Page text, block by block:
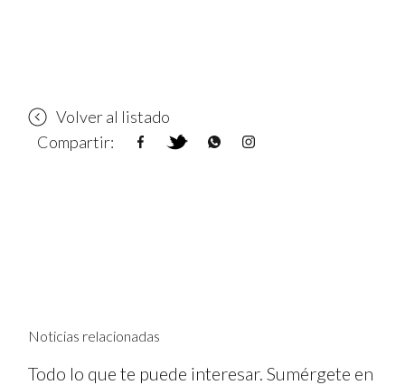
Volver al listado
Compartir:
Noticias relacionadas
Todo lo que te puede interesar. Sumérgete en